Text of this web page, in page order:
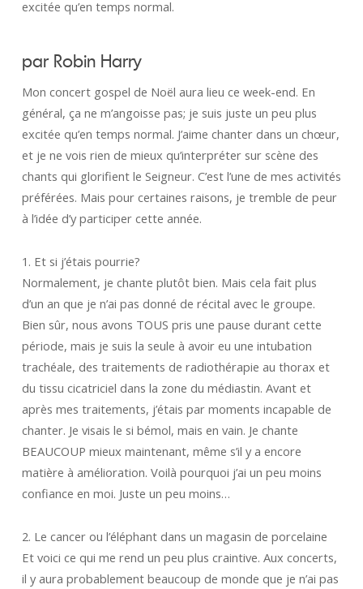
excitée qu’en temps normal.
par Robin Harry
Mon concert gospel de Noël aura lieu ce week-end. En
général, ça ne m’angoisse pas; je suis juste un peu plus
excitée qu’en temps normal. J’aime chanter dans un chœur,
et je ne vois rien de mieux qu’interpréter sur scène des
chants qui glorifient le Seigneur. C’est l’une de mes activités
préférées. Mais pour certaines raisons, je tremble de peur
à l’idée d’y participer cette année.
1. Et si j’étais pourrie?
Normalement, je chante plutôt bien. Mais cela fait plus
d’un an que je n’ai pas donné de récital avec le groupe.
Bien sûr, nous avons TOUS pris une pause durant cette
période, mais je suis la seule à avoir eu une intubation
trachéale, des traitements de radiothérapie au thorax et
du tissu cicatriciel dans la zone du médiastin. Avant et
après mes traitements, j’étais par moments incapable de
chanter. Je visais le si bémol, mais en vain. Je chante
BEAUCOUP mieux maintenant, même s’il y a encore
matière à amélioration. Voilà pourquoi j’ai un peu moins
confiance en moi. Juste un peu moins…
2. Le cancer ou l’éléphant dans un magasin de porcelaine
Et voici ce qui me rend un peu plus craintive. Aux concerts,
il y aura probablement beaucoup de monde que je n’ai pas